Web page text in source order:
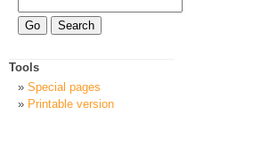
Tools
Special pages
Printable version